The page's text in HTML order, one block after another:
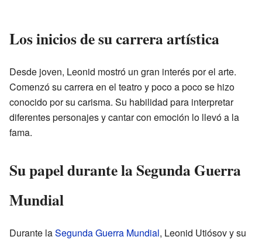
Los inicios de su carrera artística
Desde joven, Leonid mostró un gran interés por el arte.
Comenzó su carrera en el teatro y poco a poco se hizo
conocido por su carisma. Su habilidad para interpretar
diferentes personajes y cantar con emoción lo llevó a la
fama.
Su papel durante la Segunda Guerra
Mundial
Durante laSegunda Guerra Mundial, Leonid Utiósov y su